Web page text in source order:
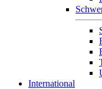
International